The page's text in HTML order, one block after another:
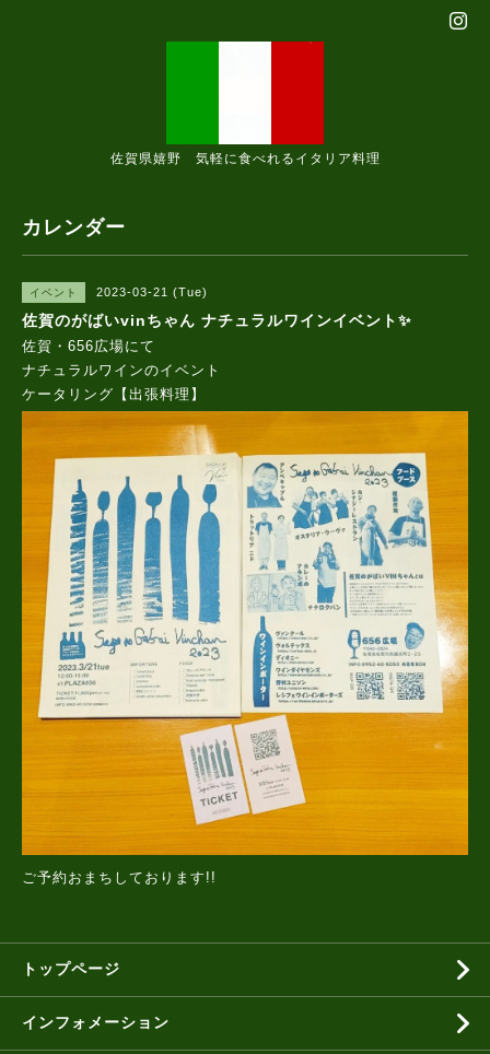
佐賀県嬉野 気軽に食べれるイタリア料理
カレンダー
イベント 2023-03-21 (Tue)
佐賀のがばいvinちゃん ナチュラルワインイベント✨
佐賀・656広場にて
ナチュラルワインのイベント
ケータリング【出張料理】
ご予約おまちしております!!
トップページ
インフォメーション